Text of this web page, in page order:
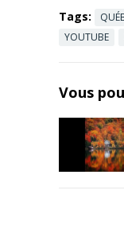
Tags:
YOUTUBE
Vous